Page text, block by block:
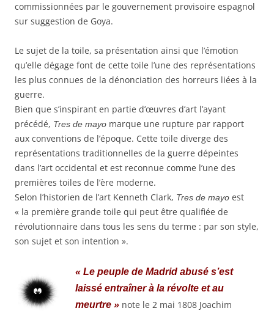
commissionnées par le gouvernement provisoire espagnol
sur suggestion de Goya.
Le sujet de la toile, sa présentation ainsi que l’émotion
qu’elle dégage font de cette toile l’une des représentations
les plus connues de la dénonciation des horreurs liées à la
guerre.
Bien que s’inspirant en partie d’œuvres d’art l’ayant
précédé, Tres de mayo marque une rupture par rapport
aux conventions de l’époque. Cette toile diverge des
représentations traditionnelles de la guerre dépeintes
dans l’art occidental et est reconnue comme l’une des
premières toiles de l’ère moderne.
Selon l’historien de l’art Kenneth Clark, Tres de mayo est
« la première grande toile qui peut être qualifiée de
révolutionnaire dans tous les sens du terme : par son style,
son sujet et son intention ».
« Le peuple de Madrid abusé s’est
laissé entraîner à la révolte et au
meurtre » note le 2 mai 1808 Joachim